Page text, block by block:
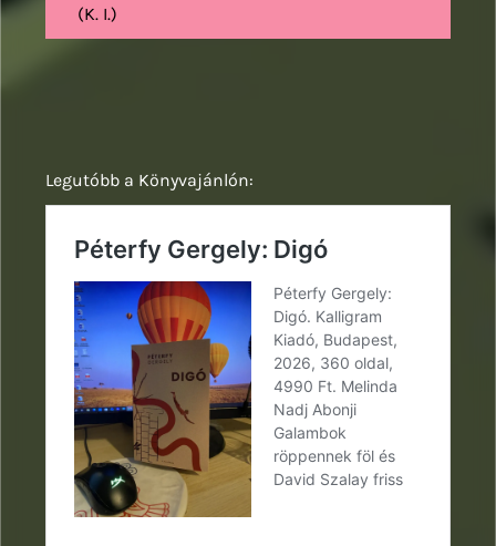
(K. I.)
Legutóbb a Könyvajánlón: